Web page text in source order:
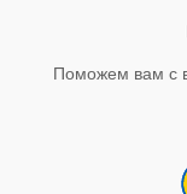
Поможем вам с